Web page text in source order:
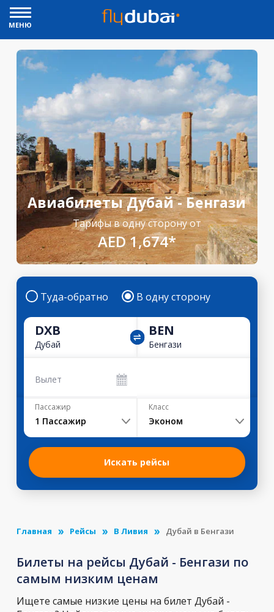
МЕНЮ
Авиабилеты Дубай - Бенгази
Тарифы в одну сторону от
AED 1,674*
Туда-обратно В одну сторону
DXB
Дубай
BEN
Бенгази
Вылет
Пассажир
1 Пассажир
Класс
Эконом
Искать рейсы
Главная Рейсы В Ливия Дубай в Бенгази
Билеты на рейсы Дубай - Бенгази по
самым низким ценам
Ищете самые низкие цены на билет Дубай -